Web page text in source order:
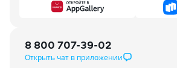
8 800 707-39-02
Открыть чат в приложении